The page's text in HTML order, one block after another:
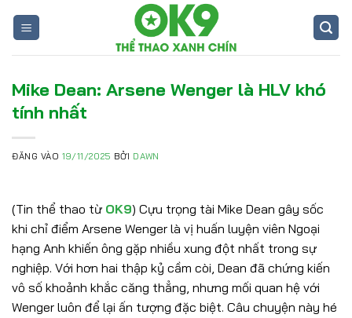
Mike Dean: Arsene Wenger là HLV khó
tính nhất
ĐĂNG VÀO19/11/2025 BỞI DAWN
(Tin thể thao từ OK9) Cựu trọng tài Mike Dean gây sốc
khi chỉ điểm Arsene Wenger là vị huấn luyện viên Ngoại
hạng Anh khiến ông gặp nhiều xung đột nhất trong sự
nghiệp. Với hơn hai thập kỷ cầm còi, Dean đã chứng kiến
vô số khoảnh khắc căng thẳng, nhưng mối quan hệ với
Wenger luôn để lại ấn tượng đặc biệt. Câu chuyện này hé